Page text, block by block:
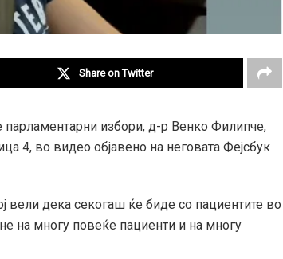
Share on Twitter
парламентарни избори, д-р Венко Филипче,
4, во видео објавено на неговата Фејсбук
вели дека секогаш ќе биде со пациентите во
на многу повеќе пациенти и на многу